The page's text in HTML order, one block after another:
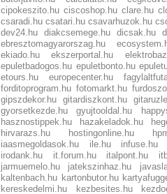
cipokeszito.hu ciscoshop.hu clare.hu
csaradi.hu csatari.hu csavarhuzok.hu
dev24.hu diakcsemege.hu dicsak.hu
ebresztomagyarorszag.hu
ekiado.hu
ekszerportal.hu
epuletbadogos.hu epuletbonto.hu
etours.hu
europecenter.hu
forditoprogram.hu fotomarkt.hu
gipszdekor.hu
gitardiszkont.hu
gyorsetkezde.hu
gyujtooldal.hu
hasznostippek.hu
hazakeladok.hu
hirvarazs.hu
hostingonline.hu
iaasmegoldasok.hu
ile.hu
infuse.hu
irodank.hu
it.forum.hu italpont.hu
jarmuemelo.hu
jatekszinhaz.hu
kaltenbach.hu kartonbutor.hu
kereskedelmi.hu
kezbesites.hu